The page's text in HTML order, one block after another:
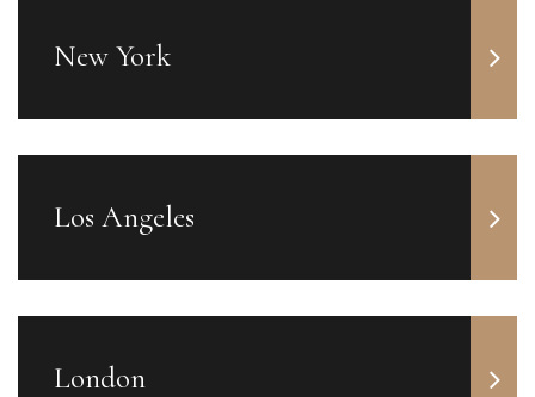
New York
Los Angeles
London